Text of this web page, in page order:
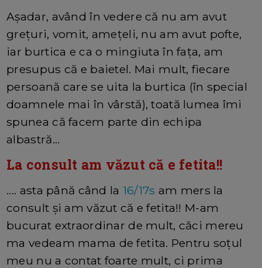
Așadar, având în vedere că nu am avut
grețuri, vomit, amețeli, nu am avut pofte,
iar burtica e ca o mingiuta în fața, am
presupus că e baietel. Mai mult, fiecare
persoană care se uita la burtica (în special
doamnele mai în vârstă), toată lumea îmi
spunea că facem parte din echipa
albastră...
La consult am văzut că e fetita!!
.... asta până când la 16/17s am mers la
consult și am văzut că e fetita!! M-am
bucurat extraordinar de mult, căci mereu
ma vedeam mama de fetita. Pentru soțul
meu nu a contat foarte mult, ci prima